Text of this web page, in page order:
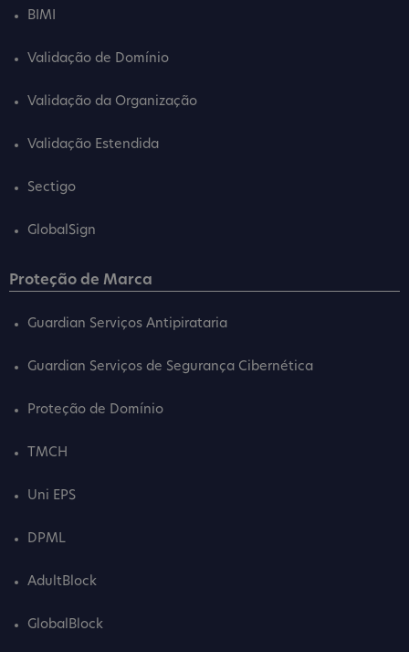
BIMI
Validação de Domínio
Validação da Organização
Validação Estendida
Sectigo
GlobalSign
Proteção de Marca
Guardian Serviços Antipirataria
Guardian Serviços de Segurança Cibernética
Proteção de Domínio
TMCH
Uni EPS
DPML
AdultBlock
GlobalBlock